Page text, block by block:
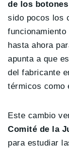
de los
sido pocos los
hasta ahora
apunta a que
del fabricante
térmicos como
Este cambio
Comité de la
para estudiar